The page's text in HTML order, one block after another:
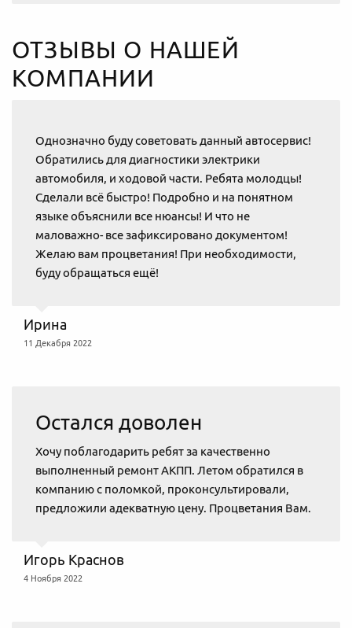
ОТЗЫВЫ О НАШЕЙ
КОМПАНИИ
Однозначно буду советовать данный автосервис!
Обратились для диагностики электрики
автомобиля, и ходовой части. Ребята молодцы!
Сделали всё быстро! Подробно и на понятном
языке объяснили все нюансы! И что не
маловажно- все зафиксировано документом!
Желаю вам процветания! При необходимости,
буду обращаться ещё!
Ирина
11 Декабря 2022
Остался доволен
Хочу поблагодарить ребят за качественно
выполненный ремонт АКПП. Летом обратился в
компанию с поломкой, проконсультировали,
предложили адекватную цену. Процветания Вам.
Игорь Краснов
4 Ноября 2022